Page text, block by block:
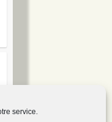
service.